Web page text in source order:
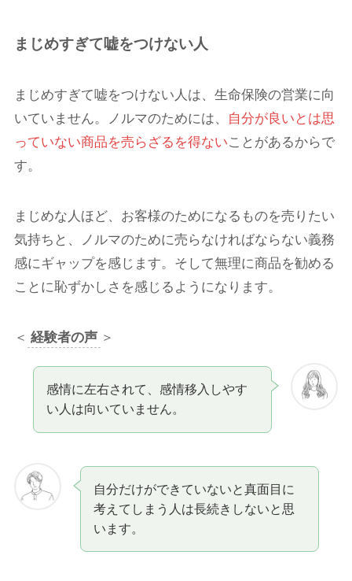
まじめすぎて嘘をつけない人
まじめすぎて嘘をつけない人は、生命保険の営業に向
いていません。ノルマのためには、
自分が良いとは思
っていない商品を売らざるを得ないことがあるからで
す。
まじめな人ほど、お客様のためになるものを売りたい
気持ちと、ノルマのために売らなければならない義務
感にギャップを感じます。そして無理に商品を勧める
ことに恥ずかしさを感じるようになります。
＜ 経験者の声 ＞
感情に左右されて、感情移入しやす
い人は向いていません。
自分だけができていないと真面目に
考えてしまう人は長続きしないと思
います。